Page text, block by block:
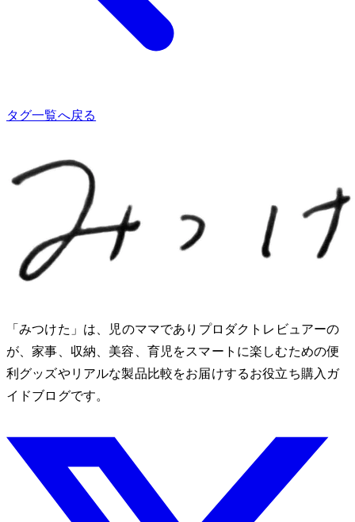
タグ一覧へ戻る
「みつけた」は、2児のママでありプロダクトレビュアーのMio
が、家事、収納、美容、育児をスマートに楽しむための便
利グッズやリアルな製品比較をお届けするお役立ち購入ガ
イドブログです。